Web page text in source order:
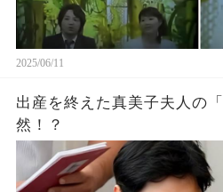
2025/06/11
出産を終えた真美子夫人の
然！？